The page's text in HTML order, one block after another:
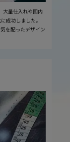
大量仕入れや国内
成功しました。
を配ったデザイン